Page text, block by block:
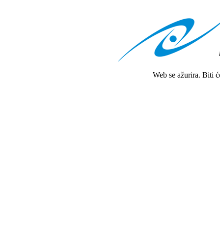
Web se ažurira. Biti